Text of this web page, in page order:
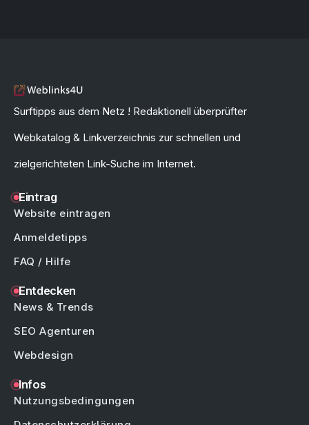
Surftipps aus dem Netz ! Redaktionell überprüfter
Webkatalog & Linkverzeichnis zur schnellen und
zielgerichteten Link-Suche im Internet.
Eintrag
Website eintragen
Anmeldetipps
FAQ / Hilfe
Entdecken
News & Trends
SEO Agenturen
Webdesign
Infos
Nutzungsbedingungen